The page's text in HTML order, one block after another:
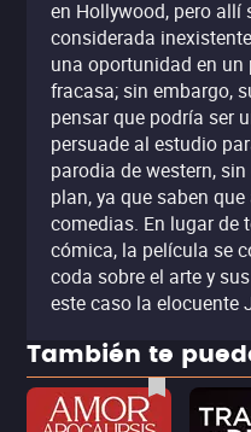
en Hollywood, pero
considerada
una oportunidad en un
fracasa; sin embargo,
pensar que podría ser
persuade al estudio
parodia de western,
plan, ya que saben
comedias. En lugar de
cómica, la película se
coda sobre el arte y
este caso la elocuente
También te